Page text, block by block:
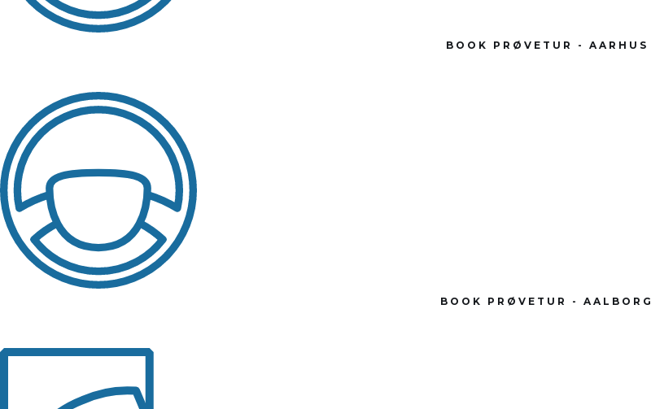
BOOK PRØVETUR - AARHUS
BOOK PRØVETUR - AALBORG